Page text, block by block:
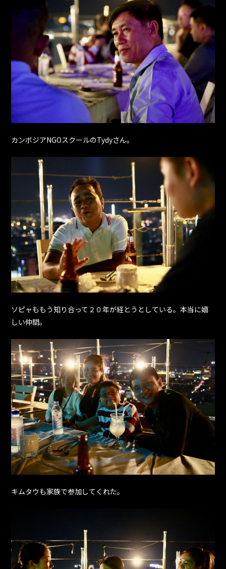
カンボジアNGOスクールのTydyさん。
ソピャももう知り合って２０年が経とうとしている。本当に嬉
しい仲間。
キムタウも家族で参加してくれた。